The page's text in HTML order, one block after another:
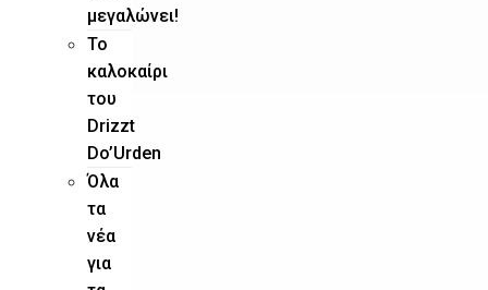
μεγαλώνει!
To
καλοκαίρι
του
Drizzt
Do’Urden
Όλα
τα
νέα
για